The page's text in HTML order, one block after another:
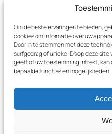
Om de beste ervaringen te bieden,
cookies om informatie over uw
Door in te stemmen met deze
surfgedrag of unieke ID's op deze
geeft of uw toestemming intrekt, kan
bepaalde functies en mogelijkheden.
Dé website waar je
Blog
Over
Evenementen
Winkel